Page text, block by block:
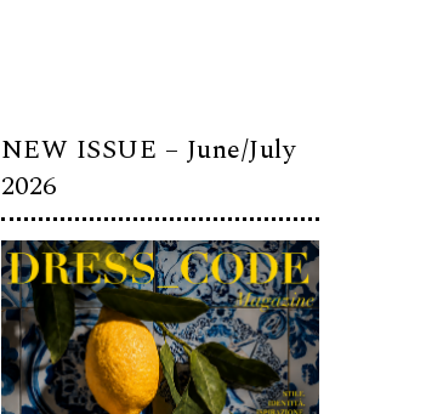
NEW ISSUE – June/July
2026